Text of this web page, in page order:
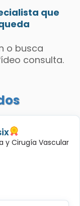
que
o busca
consulta.
y Cirugía Vascular